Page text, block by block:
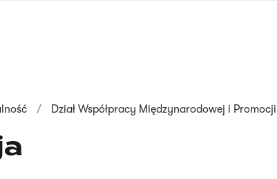
Dział Współpracy Międzynarodowej i Promocji